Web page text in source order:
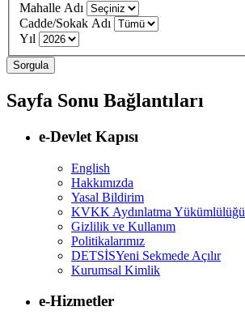
Mahalle Adı
Cadde/Sokak Adı
Yıl
Sayfa Sonu Bağlantıları
e-Devlet Kapısı
English
Hakkımızda
Yasal Bildirim
KVKK Aydınlatma Yükümlülüğü
Gizlilik ve Kullanım
Politikalarımız
DETSİSYeni Sekmede Açılır
Kurumsal Kimlik
e-Hizmetler